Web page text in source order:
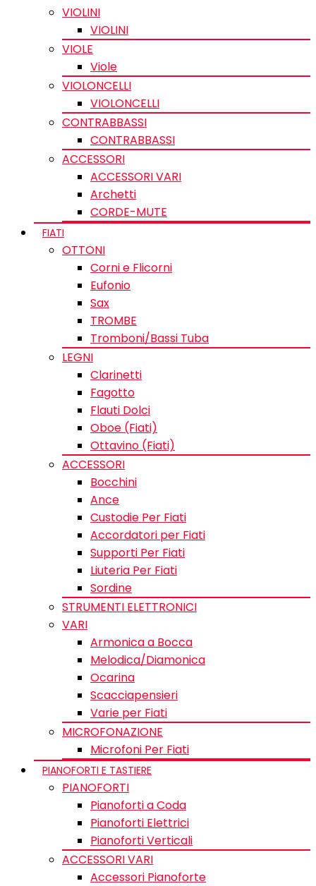
VIOLINI
VIOLINI
VIOLE
Viole
VIOLONCELLI
VIOLONCELLI
CONTRABBASSI
CONTRABBASSI
ACCESSORI
ACCESSORI VARI
Archetti
CORDE-MUTE
FIATI
OTTONI
Corni e Flicorni
Eufonio
Sax
TROMBE
Tromboni/Bassi Tuba
LEGNI
Clarinetti
Fagotto
Flauti Dolci
Oboe (Fiati)
Ottavino (Fiati)
ACCESSORI
Bocchini
Ance
Custodie Per Fiati
Accordatori per Fiati
Supporti Per Fiati
Liuteria Per Fiati
Sordine
STRUMENTI ELETTRONICI
VARI
Armonica a Bocca
Melodica/Diamonica
Ocarina
Scacciapensieri
Varie per Fiati
MICROFONAZIONE
Microfoni Per Fiati
PIANOFORTI E TASTIERE
PIANOFORTI
Pianoforti a Coda
Pianoforti Elettrici
Pianoforti Verticali
ACCESSORI VARI
Accessori Pianoforte